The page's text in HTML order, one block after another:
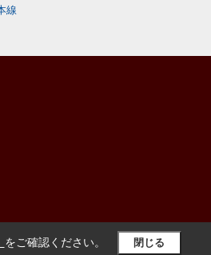
線
をご確認ください。 閉じる